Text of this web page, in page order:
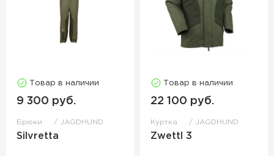
Товар в наличии
9 300 руб.
Брюки JAGDHUND
Silvretta
Товар в наличии
22 100 руб.
Куртка JAGDHUND
Zwettl 3